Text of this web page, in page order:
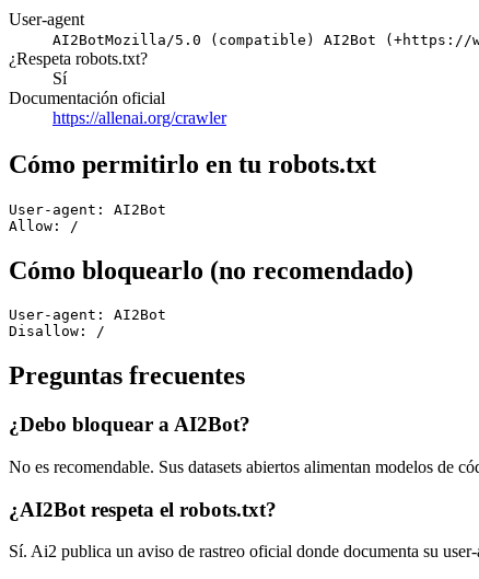
User-agent
AI2BotMozilla/5.0 (compatible) AI2Bot (+https://
¿Respeta robots.txt?
Sí
Documentación oficial
https://allenai.org/crawler
Cómo permitirlo en tu robots.txt
User-agent: AI2Bot
Allow: /
Cómo bloquearlo (no recomendado)
User-agent: AI2Bot
Disallow: /
Preguntas frecuentes
¿Debo bloquear a AI2Bot?
No es recomendable. Sus datasets abiertos alimentan modelos de
¿AI2Bot respeta el robots.txt?
Sí. Ai2 publica un aviso de rastreo oficial donde documenta su